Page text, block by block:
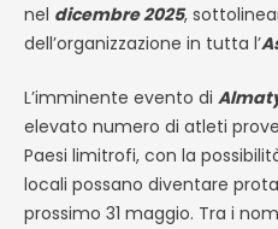
nel dicembre 2025,
dell’organizzazione in tutta l’
L’imminente evento di
elevato numero di atleti
Paesi limitrofi, con la
locali possano diventare
prossimo 31 maggio. Tra i